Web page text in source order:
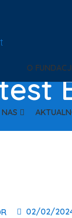
O FUNDACJI
02/02/